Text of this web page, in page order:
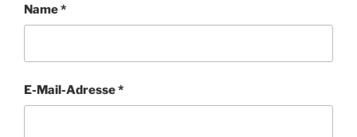
Name*
E-Mail-Adresse*